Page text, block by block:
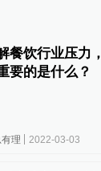
餐饮行业压力
要的是什么？
理 2022-03-03